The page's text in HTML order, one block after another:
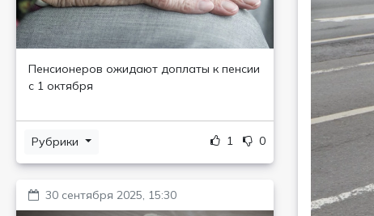
Пенсионеров ожидают доплаты к пенсии
с 1 октября
Рубрики 1 0
30 сентября 2025, 15:30